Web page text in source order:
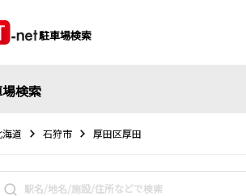
駐車場検索
検索
道 石狩市 厚田区厚田